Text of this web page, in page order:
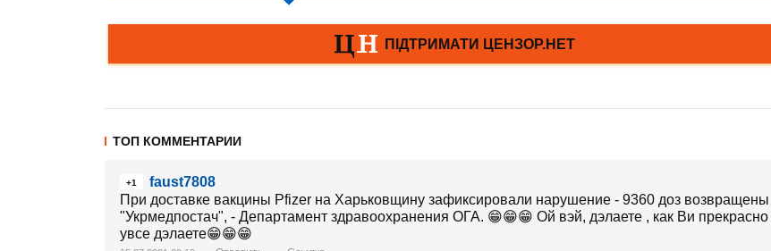
ТОП КОММЕНТАРИИ
+1
faust7808
При доставке вакцины Pfizer на Харьковщину зафиксировали нарушение - 9360 доз возвращены
"Укрмедпостач", - Департамент здравоохранения ОГА. 😁😁😁 Ой вэй, дэлаете , как Ви прекрасно
увсе дэлаете😁😁😁